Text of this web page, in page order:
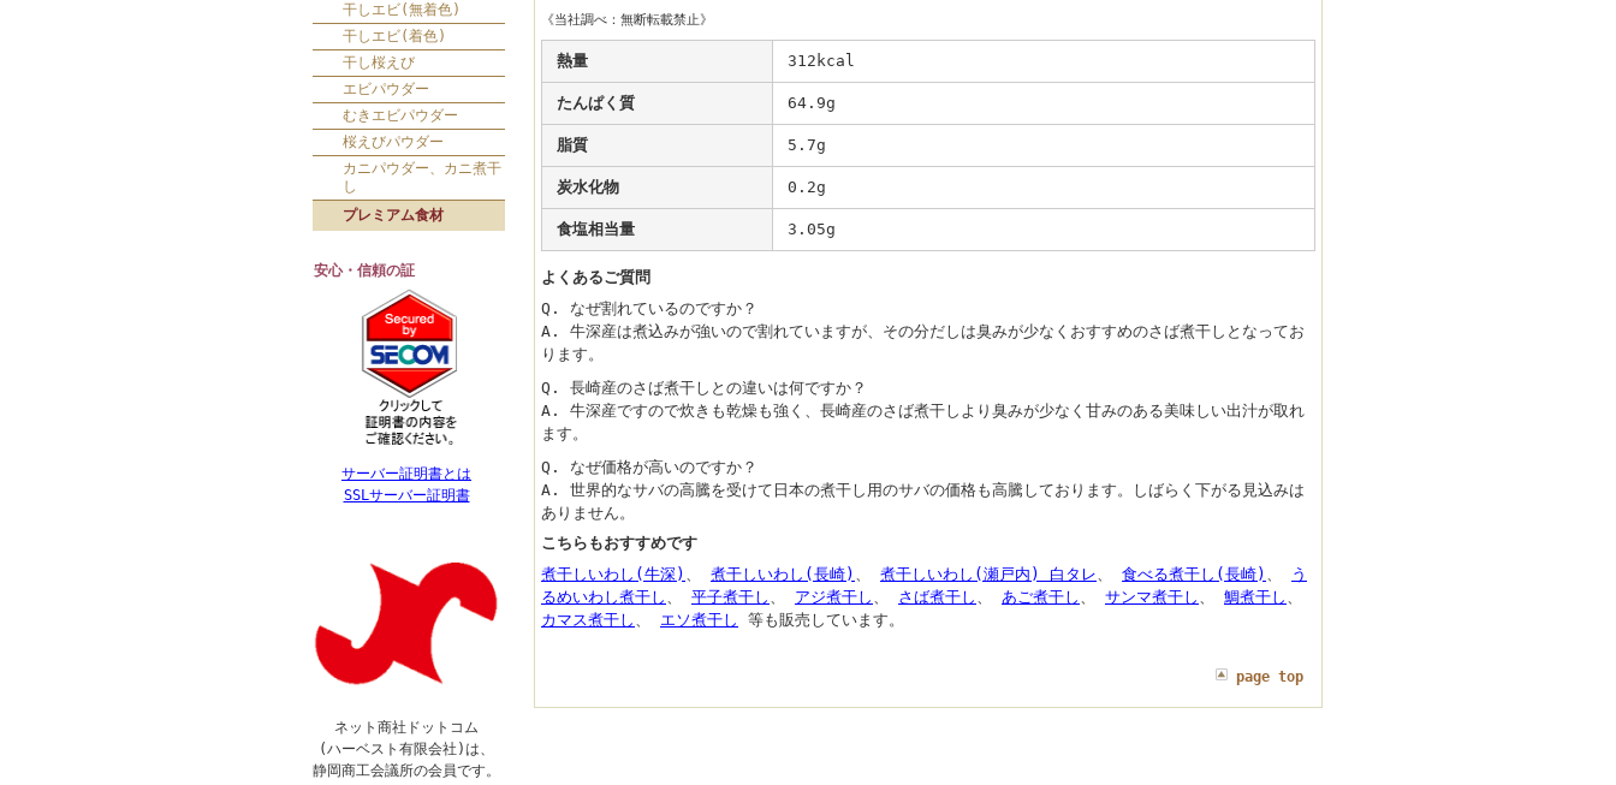
干しエビ(無着色)
干しエビ(着色)
干し桜えび
エビパウダー
むきエビパウダー
桜えびパウダー
カニパウダー、カニ煮干
し
プレミアム食材
安心・信頼の証
サーバー証明書とは
SSLサーバー証明書
ネット商社ドットコム
(ハーベスト有限会社)は、
静岡商工会議所の会員です。
《当社調べ：無断転載禁止》
熱量 312kcal
たんぱく質 64.9g
脂質 5.7g
炭水化物 0.2g
食塩相当量 3.05g
よくあるご質問
Q. なぜ割れているのですか？
A. 牛深産は煮込みが強いので割れていますが、その分だしは臭みが少なくおすすめのさば煮干しとなってお
ります。
Q. 長崎産のさば煮干しとの違いは何ですか？
A. 牛深産ですので炊きも乾燥も強く、長崎産のさば煮干しより臭みが少なく甘みのある美味しい出汁が取れ
ます。
Q. なぜ価格が高いのですか？
A. 世界的なサバの高騰を受けて日本の煮干し用のサバの価格も高騰しております。しばらく下がる見込みは
ありません。
こちらもおすすめです
煮干しいわし(牛深)
煮干しいわし(長崎) 煮干しいわし(瀬戸内) 白タレ 食べる煮干し(長崎)
う
るめいわし煮干し
平子煮干し アジ煮干し さば煮干し あご煮干し サンマ煮干し 鯛煮干し
カマス煮干し
エソ煮干し 等も販売しています。
page top